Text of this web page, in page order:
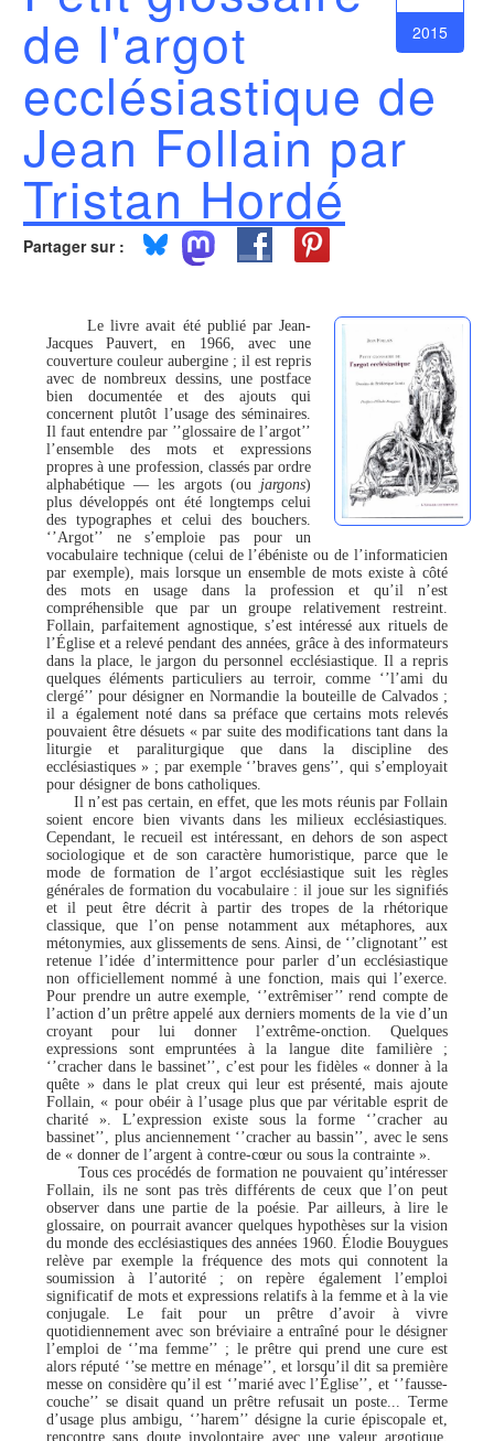
2015
de l'argot
ecclésiastique de
Jean Follain par
Tristan Hordé
Partager sur :
Le livre avait été publié par Jean-
Jacques Pauvert, en 1966, avec une
couverture couleur aubergine ; il est repris
avec de nombreux dessins, une postface
bien documentée et des ajouts qui
concernent plutôt l’usage des séminaires.
Il faut entendre par ’’glossaire de l’argot’’
l’ensemble des mots et expressions
propres à une profession, classés par ordre
alphabétique — les argots (ou jargons)
plus développés ont été longtemps celui
des typographes et celui des bouchers.
‘’Argot’’ ne s’emploie pas pour un
vocabulaire technique (celui de l’ébéniste ou de l’informaticien
par exemple), mais lorsque un ensemble de mots existe à côté
des mots en usage dans la profession et qu’il n’est
compréhensible que par un groupe relativement restreint.
Follain, parfaitement agnostique, s’est intéressé aux rituels de
l’Église et a relevé pendant des années, grâce à des informateurs
dans la place, le jargon du personnel ecclésiastique. Il a repris
quelques éléments particuliers au terroir, comme ‘’l’ami du
clergé’’ pour désigner en Normandie la bouteille de Calvados ;
il a également noté dans sa préface que certains mots relevés
pouvaient être désuets « par suite des modifications tant dans la
liturgie et paraliturgique que dans la discipline des
ecclésiastiques » ; par exemple ‘’braves gens’’, qui s’employait
pour désigner de bons catholiques.
Il n’est pas certain, en effet, que les mots réunis par Follain
soient encore bien vivants dans les milieux ecclésiastiques.
Cependant, le recueil est intéressant, en dehors de son aspect
sociologique et de son caractère humoristique, parce que le
mode de formation de l’argot ecclésiastique suit les règles
générales de formation du vocabulaire : il joue sur les signifiés
et il peut être décrit à partir des tropes de la rhétorique
classique, que l’on pense notamment aux métaphores, aux
métonymies, aux glissements de sens. Ainsi, de ‘’clignotant’’ est
retenue l’idée d’intermittence pour parler d’un ecclésiastique
non officiellement nommé à une fonction, mais qui l’exerce.
Pour prendre un autre exemple, ‘’extrêmiser’’ rend compte de
l’action d’un prêtre appelé aux derniers moments de la vie d’un
croyant pour lui donner l’extrême-onction. Quelques
expressions sont empruntées à la langue dite familière ;
‘’cracher dans le bassinet’’, c’est pour les fidèles « donner à la
quête » dans le plat creux qui leur est présenté, mais ajoute
Follain, « pour obéir à l’usage plus que par véritable esprit de
charité ». L’expression existe sous la forme ‘’cracher au
bassinet’’, plus anciennement ‘’cracher au bassin’’, avec le sens
de « donner de l’argent à contre-cœur ou sous la contrainte ».
Tous ces procédés de formation ne pouvaient qu’intéresser
Follain, ils ne sont pas très différents de ceux que l’on peut
observer dans une partie de la poésie. Par ailleurs, à lire le
glossaire, on pourrait avancer quelques hypothèses sur la vision
du monde des ecclésiastiques des années 1960. Élodie Bouygues
relève par exemple la fréquence des mots qui connotent la
soumission à l’autorité ; on repère également l’emploi
significatif de mots et expressions relatifs à la femme et à la vie
conjugale. Le fait pour un prêtre d’avoir à vivre
quotidiennement avec son bréviaire a entraîné pour le désigner
l’emploi de ‘’ma femme’’ ; le prêtre qui prend une cure est
alors réputé ‘’se mettre en ménage’’, et lorsqu’il dit sa première
messe on considère qu’il est ‘’marié avec l’Église’’, et ‘’fausse-
couche’’ se disait quand un prêtre refusait un poste... Terme
d’usage plus ambigu, ‘’harem’’ désigne la curie épiscopale et,
rencontre sans doute involontaire avec une valeur argotique,